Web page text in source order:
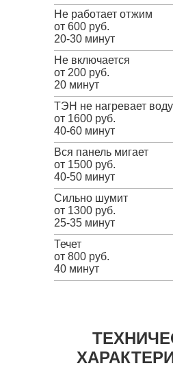
Не работает отжим
от 600 руб.
20-30 минут
Не включается
от 200 руб.
20 минут
ТЭН не нагревает воду
от 1600 руб.
40-60 минут
Вся панель мигает
от 1500 руб.
40-50 минут
Сильно шумит
от 1300 руб.
25-35 минут
Течет
от 800 руб.
40 минут